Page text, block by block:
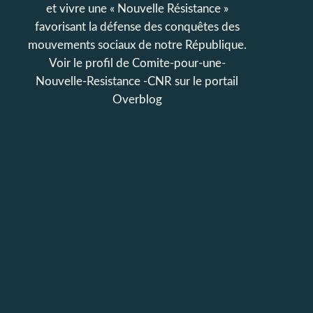
et vivre une « Nouvelle Résistance »
favorisant la défense des conquêtes des
mouvements sociaux de notre République.
Voir le profil de Comite-pour-une-
Nouvelle-Resistance -CNR sur le portail
Overblog